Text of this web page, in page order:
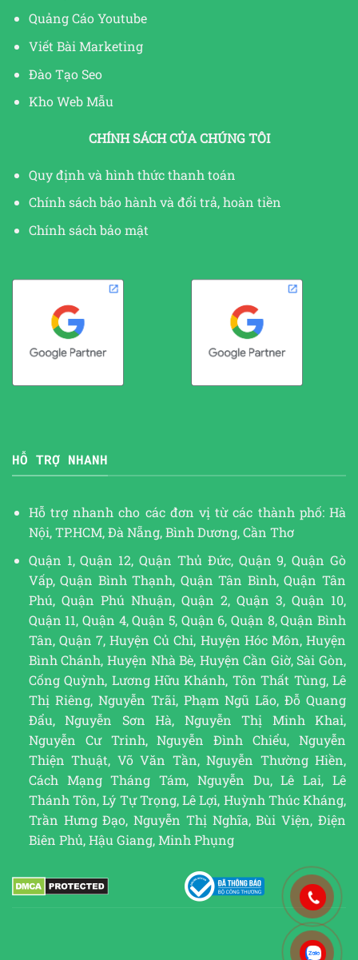
Quảng Cáo Youtube
Viết Bài Marketing
Đào Tạo Seo
Kho Web Mẫu
CHÍNH SÁCH CỦA CHÚNG TÔI
Quy định và hình thức thanh toán
Chính sách bảo hành và đổi trả, hoàn tiền
Chính sách bảo mật
HỖ TRỢ NHANH
Hỗ trợ nhanh cho các đơn vị từ các thành phố: Hà
Nội, TP.HCM, Đà Nẵng, Bình Dương, Cần Thơ
Quận 1, Quận 12, Quận Thủ Đức, Quận 9, Quận Gò
Vấp, Quận Bình Thạnh, Quận Tân Bình, Quận Tân
Phú, Quận Phú Nhuận, Quận 2, Quận 3, Quận 10,
Quận 11, Quận 4, Quận 5, Quận 6, Quận 8, Quận Bình
Tân, Quận 7, Huyện Củ Chi, Huyện Hóc Môn, Huyện
Bình Chánh, Huyện Nhà Bè, Huyện Cần Giờ, Sài Gòn,
Cống Quỳnh, Lương Hữu Khánh, Tôn Thất Tùng, Lê
Thị Riêng, Nguyễn Trãi, Phạm Ngũ Lão, Đỗ Quang
Đẩu, Nguyễn Sơn Hà, Nguyễn Thị Minh Khai,
Nguyễn Cư Trinh, Nguyễn Đình Chiểu, Nguyễn
Thiện Thuật, Võ Văn Tần, Nguyễn Thường Hiền,
Cách Mạng Tháng Tám, Nguyễn Du, Lê Lai, Lê
Thánh Tôn, Lý Tự Trọng, Lê Lợi, Huỳnh Thúc Kháng,
Trần Hưng Đạo, Nguyễn Thị Nghĩa, Bùi Viện, Điện
Biên Phủ, Hậu Giang, Minh Phụng